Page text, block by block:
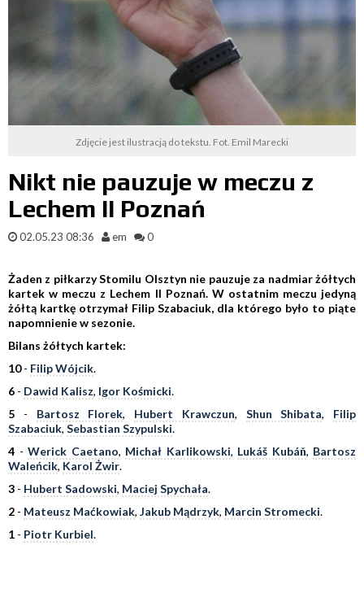
Zdjęcie jest ilustracją do tekstu. Fot. Emil Marecki
Nikt nie pauzuje w meczu z
Lechem II Poznań
02.05.23 08:36 em 0
Żaden z piłkarzy Stomilu Olsztyn nie pauzuje za nadmiar żółtych
kartek w meczu z Lechem II Poznań. W ostatnim meczu jedyną
żółtą kartkę otrzymał Filip Szabaciuk, dla którego było to piąte
napomnienie w sezonie.
Bilans żółtych kartek:
10- Filip Wójcik.
6 - Dawid Kalisz, Igor Kośmicki.
5 - Bartosz Florek, Hubert Krawczun, Shun Shibata, Filip
Szabaciuk, Sebastian Szypulski.
4 - Werick Caetano, Michał Karlikowski, Lukáš Kubáň, Bartosz
Waleńcik, Karol Żwir.
3 - Hubert Sadowski, Maciej Spychała.
2 - Mateusz Maćkowiak, Jakub Mądrzyk, Marcin Stromecki.
1 - Piotr Kurbiel.